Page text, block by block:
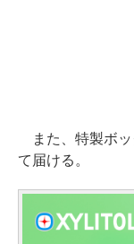
また、特製ボッ
て届ける。